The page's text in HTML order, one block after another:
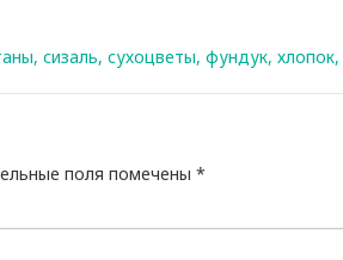
, сизаль, сухоцветы, фундук, хлопок,
поля помечены *